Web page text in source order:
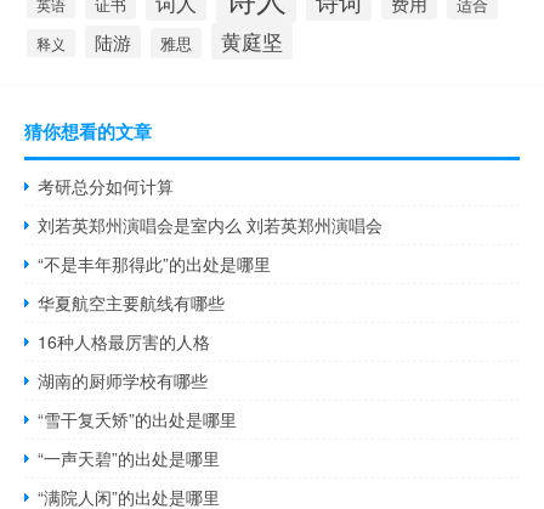
适合
释义 陆游 雅思 黄庭坚
猜你想看的文章
考研总分如何计算
刘若英郑州演唱会是室内么 刘若英郑州演唱会
“不是丰年那得此”的出处是哪里
华夏航空主要航线有哪些
16种人格最厉害的人格
湖南的厨师学校有哪些
“雪干复夭矫”的出处是哪里
“一声天碧”的出处是哪里
“满院人闲”的出处是哪里